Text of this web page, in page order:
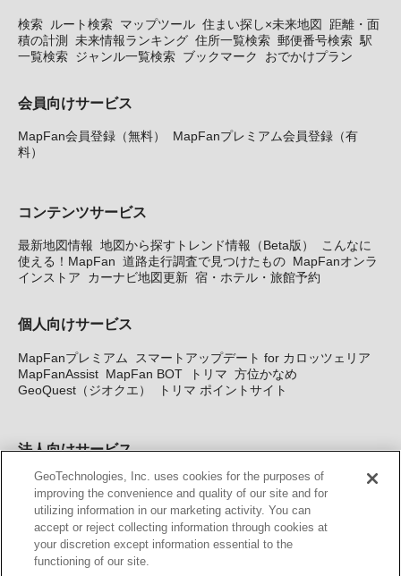
検索 ルート検索 マップツール 住まい探し×未来地図
距離・面
積の計測
未来情報ランキング 住所一覧検索 郵便番号検索 駅
一覧検索 ジャンル一覧検索 ブックマーク おでかけプラン
会員向けサービス
MapFan会員登録（無料）
MapFanプレミアム会員登録（有
料）
コンテンツサービス
最新地図情報 地図から探すトレンド情報（Beta版）
こんなに
使える！MapFan 道路走行調査で見つけたもの MapFanオンラ
インストア
カーナビ地図更新 宿・ホテル・旅館予約
個人向けサービス
MapFanプレミアム
スマートアップデート for カロッツェリア
MapFanAssist MapFan BOT トリマ 方位かなめ
GeoQuest（ジオクエ）
トリマ ポイントサイト
法人向けサービス
法人向け地図・位置情報サービス WEBサイト・システム向け地
図API Windows PC向け地図開発キット MapFan DB 住所確認
サービス
MAP WORLD+ トリマ広告 Geo-Research
GeoTechnologies, Inc. uses cookies for the purposes of
improving the convenience and quality of our site and for
utilizing information in our marketing activity. You can
accept or reject collecting information through cookies at
your discretion except information essential to the
functioning of our site.